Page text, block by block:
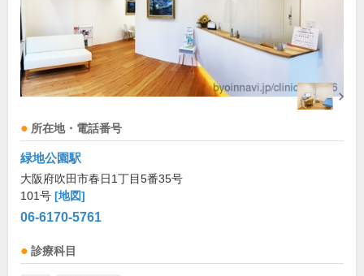
所在地・電話番号
緑地公園駅
大阪府吹田市春日1丁目5番35号
101号 [地図]
06-6170-5761
診療科目